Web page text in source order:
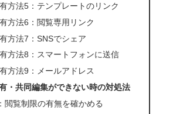
方法5：テンプレートのリンク
方法6：閲覧専用リンク
方法7：SNSでシェア
方法8：スマートフォンに送信
方法9：メールアドレス
・共同編集ができない時の対処法
閲覧制限の有無を確かめる